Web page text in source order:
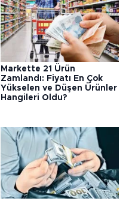
Markette 21 Ürün
Zamlandı: Fiyatı En Çok
Yükselen ve Düşen Ürünler
Hangileri Oldu?